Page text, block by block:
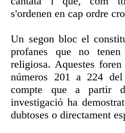
s'ordenen en cap ordre
Un segon bloc el
profanes que no tenen
religiosa. Aquestes
números 201 a 224
compte que a partir
investigació ha
dubtoses o directament